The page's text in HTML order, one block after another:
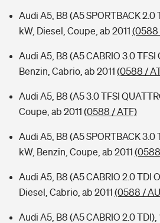
Audi A5, B8 (A5 SPORTBACK 2.0
kW, Diesel, Coupe, ab 2011 (0588
Audi A5, B8 (A5 CABRIO 3.0 TFSI
Benzin, Cabrio, ab 2011 (0588 /
Audi A5, B8 (A5 3.0 TFSI
Coupe, ab 2011 (0588 / ATF)
Audi A5, B8 (A5 SPORTBACK 3.0
kW, Benzin, Coupe, ab 2011
Audi A5, B8 (A5 CABRIO 2.0 TDI
Diesel, Cabrio, ab 2011 (0588 /
Audi A5, B8 (A5 CABRIO 2.0 TDI),